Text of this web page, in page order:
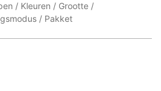
/ Kleuren / Grootte /
/ Pakket